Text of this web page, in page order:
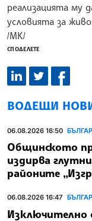
реализацията му
условията за
/МК/
СПОДЕЛЕТЕ
ВОДЕЩИ
06.08.2026 16:50
Общинското
издирва
районите
06.08.2026 16:47
Изключително